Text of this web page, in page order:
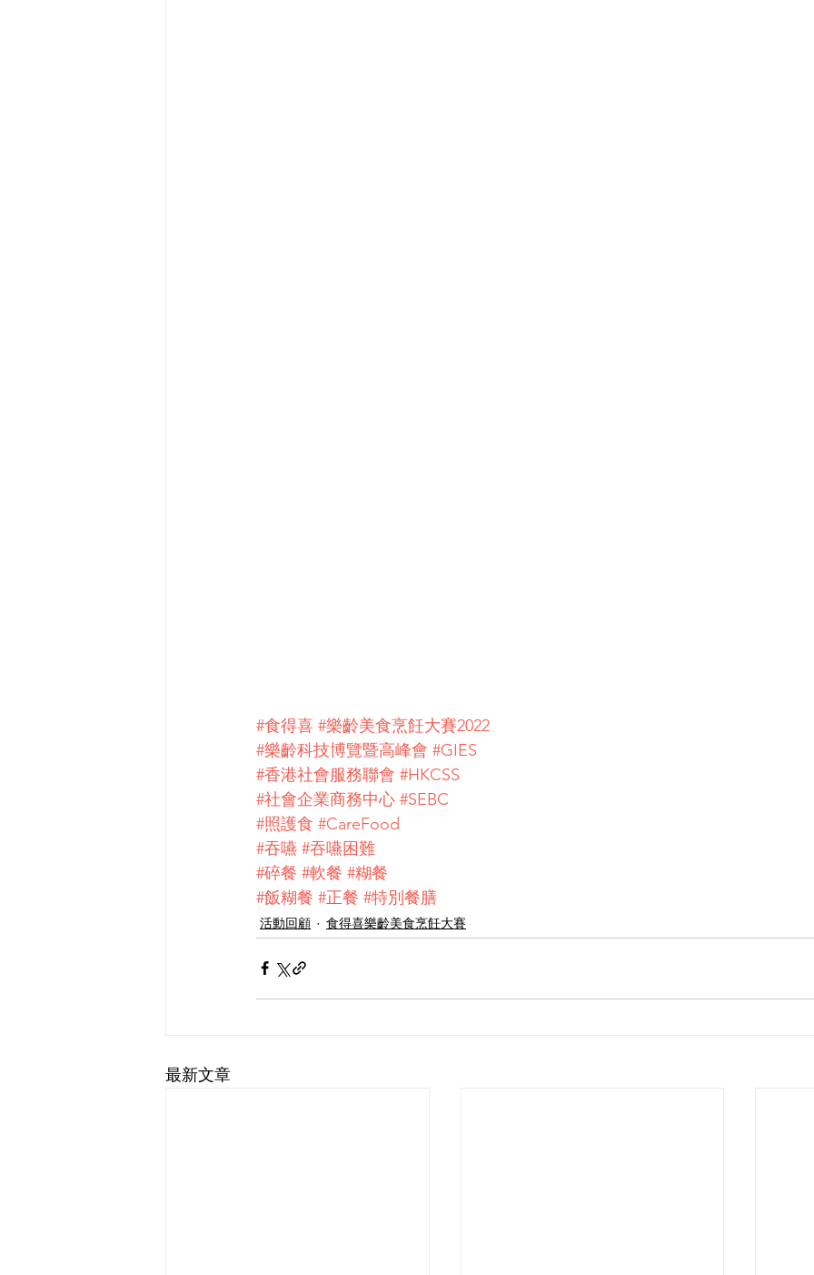
#食得喜 #樂齡美食烹飪大賽2022
#樂齡科技博覽暨高峰會 #GIES
#香港社會服務聯會 #HKCSS
#社會企業商務中心 #SEBC
#照護食 #CareFood
#吞嚥 #吞嚥困難
#碎餐 #軟餐 #糊餐
#飯糊餐 #正餐 #特別餐膳
活動回顧 食得喜樂齡美食烹飪大賽
最新文章